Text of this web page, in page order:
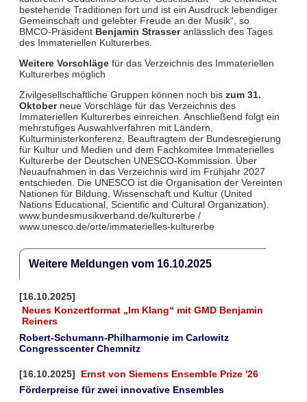
bestehende Traditionen fort und ist ein Ausdruck lebendiger
Gemeinschaft und gelebter Freude an der Musik“, so
BMCO-Präsident Benjamin Strasseranlässlich des Tages
des Immateriellen Kulturerbes.
Weitere Vorschlägefür das Verzeichnis des Immateriellen
Kulturerbes möglich
Zivilgesellschaftliche Gruppen können noch bis zum 31.
Oktoberneue Vorschläge für das Verzeichnis des
Immateriellen Kulturerbes einreichen. Anschließend folgt ein
mehrstufiges Auswahlverfahren mit Ländern,
Kulturministerkonferenz, Beauftragtem der Bundesregierung
für Kultur und Medien und dem Fachkomitee Immaterielles
Kulturerbe der Deutschen UNESCO-Kommission. Über
Neuaufnahmen in das Verzeichnis wird im Frühjahr 2027
entschieden. Die UNESCO ist die Organisation der Vereinten
Nationen⁠ für Bildung, Wissenschaft und Kultur (United
Nations Educational, Scientific and Cultural Organization).
www.bundesmusikverband.de/kulturerbe /
www.unesco.de/orte/immaterielles-kulturerbe
Weitere Meldungen vom 16.10.2025
[16.10.2025]
Neues Konzertformat „Im Klang“ mit GMD Benjamin
Reiners
Robert-Schumann-Philharmonie im Carlowitz
Congresscenter Chemnitz
[16.10.2025]
Ernst von Siemens Ensemble Prize '26
Förderpreise für zwei innovative Ensembles